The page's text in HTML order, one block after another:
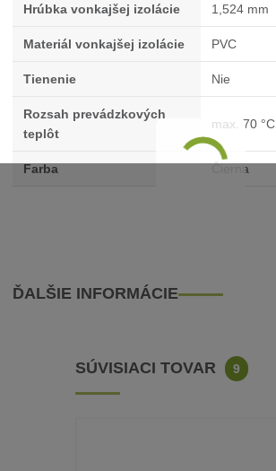
Hrúbka vonkajšej izolácie 1,524 mm
Materiál vonkajšej izolácie PVC
Tienenie Nie
Rozsah prevádzkových
teplôt
max. 70 °C
Farba Čierna
ĎALŠIE INFORMÁCIE
SÚVISIACI TOVAR 9